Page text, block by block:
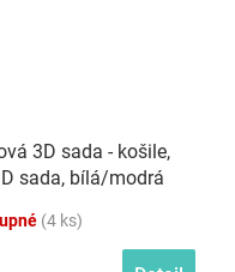
3D sada - košile,
sada, bílá/modrá
(4 ks)